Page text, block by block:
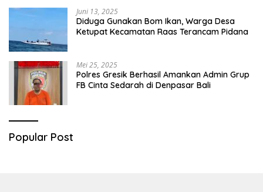
Juni 13, 2025
Diduga Gunakan Bom Ikan, Warga Desa
Ketupat Kecamatan Raas Terancam Pidana
Mei 25, 2025
Polres Gresik Berhasil Amankan Admin Grup
FB Cinta Sedarah di Denpasar Bali
Popular Post